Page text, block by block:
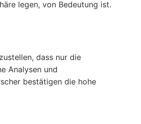
legen, von Bedeutung ist.
dass nur die
Analysen und
bestätigen die hohe